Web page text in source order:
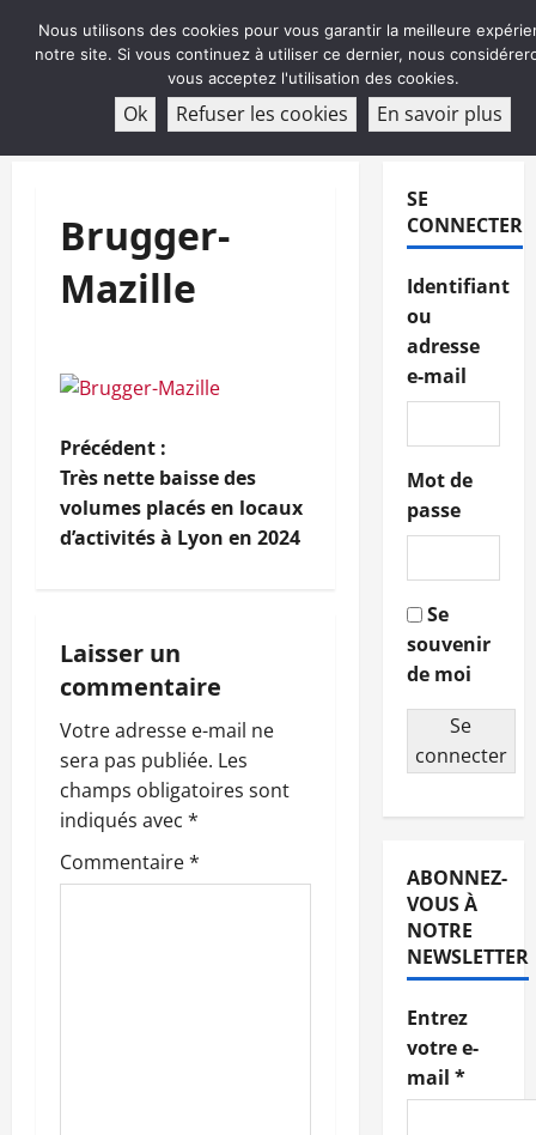
ABONNEMENT
Brugger-
Mazille
N
a
v
g
a
t
i
o
Précédent :
Très nette baisse des
volumes placés en locaux
d’activités à Lyon en 2024
Laisser un
commentaire
Votre adresse e-mail ne
sera pas publiée. Les
champs obligatoires sont
indiqués avec *
Commentaire*
SE
CONNECTER
Identifiant
ou
adresse
e-mail
Mot de
passe
Se
souvenir
de moi
Se
connecter
ABONNEZ-
VOUS À
NOTRE
NEWSLETTER
Entrez
votre e-
mail *
Nous utilisons des cookies pour vous garantir la meilleure
notre site. Si vous continuez à utiliser ce dernier, nous
vous acceptez l'utilisation des cookies.
Ok Refuser les cookies En savoir plus